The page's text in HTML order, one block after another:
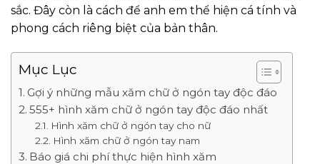
sắc. Đây còn là cách để anh em thể hiện cá tính và
phong cách riêng biệt của bản thân.
Mục Lục
Gợi ý những mẫu xăm chữ ở ngón tay độc đáo
555+ hình xăm chữ ở ngón tay độc đáo nhất
Hình xăm chữ ở ngón tay cho nữ
Hình xăm chữ ở ngón tay nam
Báo giá chi phí thực hiện hình xăm